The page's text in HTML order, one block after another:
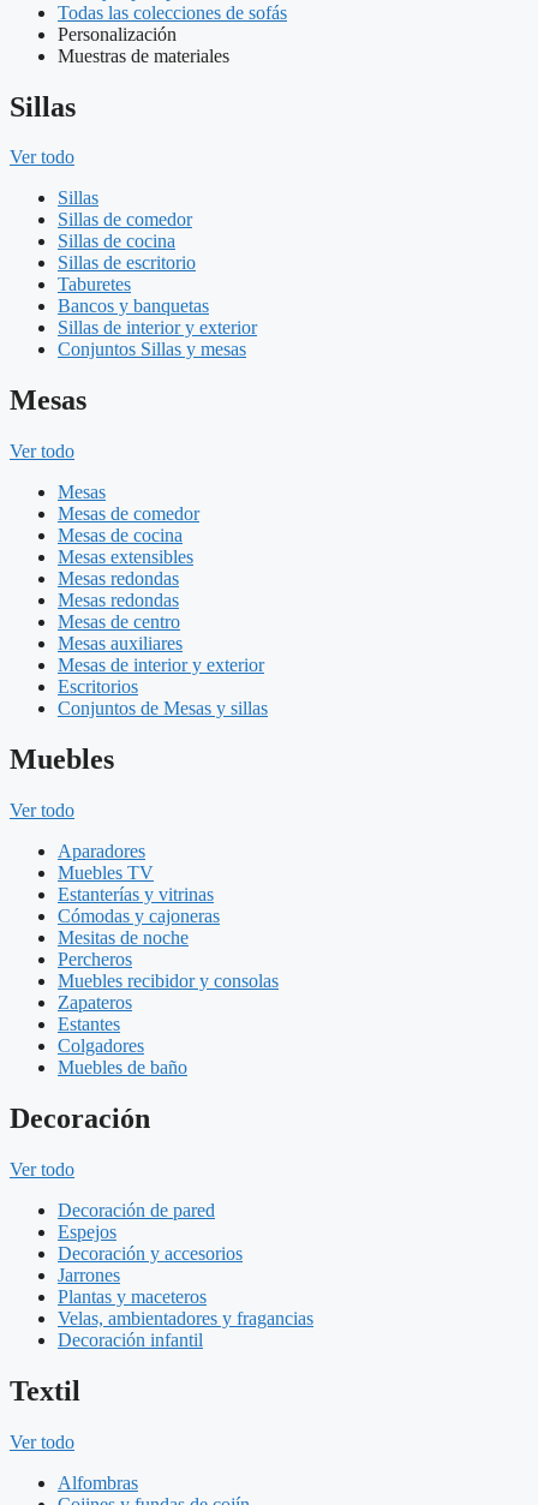
Todas las colecciones de sofás
Personalización
Muestras de materiales
Sillas
Ver todo
Sillas
Sillas de comedor
Sillas de cocina
Sillas de escritorio
Taburetes
Bancos y banquetas
Sillas de interior y exterior
Conjuntos Sillas y mesas
Mesas
Ver todo
Mesas
Mesas de comedor
Mesas de cocina
Mesas extensibles
Mesas redondas
Mesas redondas
Mesas de centro
Mesas auxiliares
Mesas de interior y exterior
Escritorios
Conjuntos de Mesas y sillas
Muebles
Ver todo
Aparadores
Muebles TV
Estanterías y vitrinas
Cómodas y cajoneras
Mesitas de noche
Percheros
Muebles recibidor y consolas
Zapateros
Estantes
Colgadores
Muebles de baño
Decoración
Ver todo
Decoración de pared
Espejos
Decoración y accesorios
Jarrones
Plantas y maceteros
Velas, ambientadores y fragancias
Decoración infantil
Textil
Ver todo
Alfombras